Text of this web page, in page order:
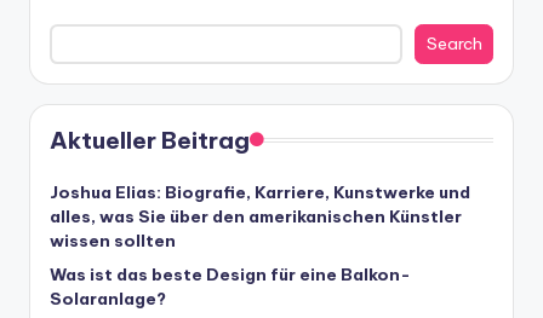
Search
Aktueller Beitrag
Joshua Elias: Biografie, Karriere, Kunstwerke und
alles, was Sie über den amerikanischen Künstler
wissen sollten
Was ist das beste Design für eine Balkon-
Solaranlage?